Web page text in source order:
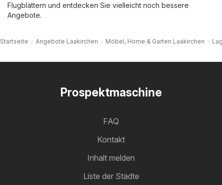
Flugblättern und entdecken Sie vielleicht noch bessere
Angebote.
Startseite Angebote Laakirchen Möbel, Home & Garten Laakirchen
Prospektmaschine
FAQ
Kontakt
Inhalt melden
Liste der Städte